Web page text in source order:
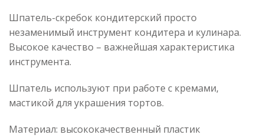
Шпатель-скребок кондитерский просто
незаменимый инструмент кондитера и кулинара.
Высокое качество – важнейшая характеристика
инструмента.
Шпатель используют при работе с кремами,
мастикой для украшения тортов.
Материал: высококачественный пластик